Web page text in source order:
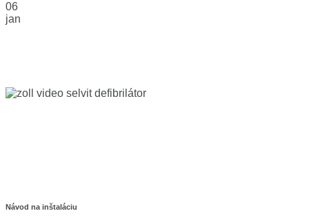
06
jan
Návod na inštaláciu